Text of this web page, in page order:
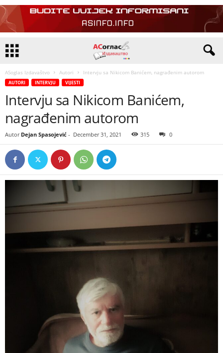
ASoglas Izdavaštvo Autori Intervju sa Nikicom Banićem, nagrađenim autorom
AUTORI INTERVJU VIJESTI
Intervju sa Nikicom Banićem,
nagrađenim autorom
Autor Dejan Spasojević - December 31, 2021 315 0